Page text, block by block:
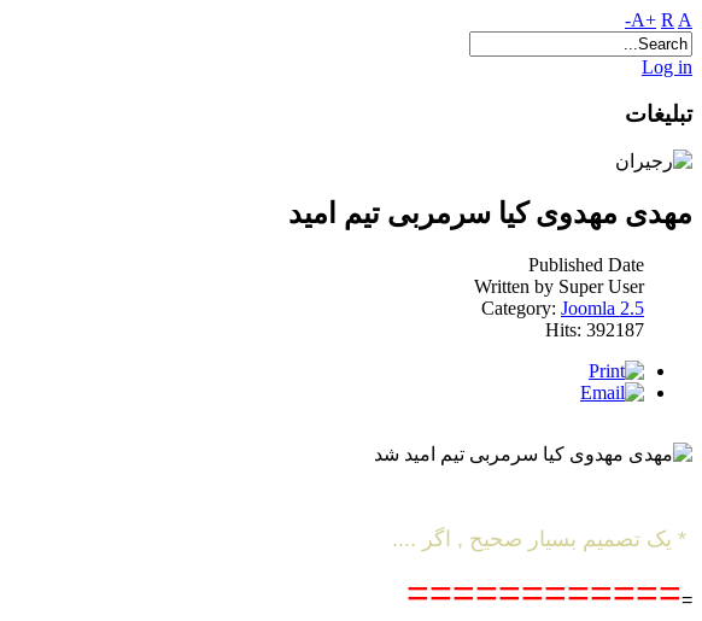
A+ R A-
Log in
تبلیغات
مهدی مهدوی کیا سرمربی تیم امید
Published Date
Written by Super User
Category: Joomla 2.5
Hits: 392187
* یک تصمیم بسیار صحیح , اگر ....
=
============